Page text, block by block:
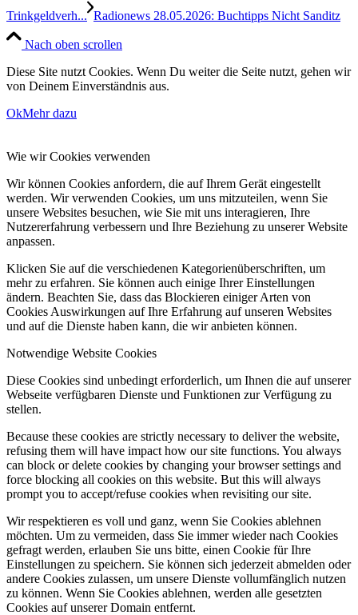
Trinkgeldverh... Radionews 28.05.2026: Buchtipps Nicht Sanditz
Nach oben scrollen
Diese Site nutzt Cookies. Wenn Du weiter die Seite nutzt, gehen wir
von Deinem Einverständnis aus.
OkMehr dazu
Wie wir Cookies verwenden
Wir können Cookies anfordern, die auf Ihrem Gerät eingestellt
werden. Wir verwenden Cookies, um uns mitzuteilen, wenn Sie
unsere Websites besuchen, wie Sie mit uns interagieren, Ihre
Nutzererfahrung verbessern und Ihre Beziehung zu unserer Website
anpassen.
Klicken Sie auf die verschiedenen Kategorienüberschriften, um
mehr zu erfahren. Sie können auch einige Ihrer Einstellungen
ändern. Beachten Sie, dass das Blockieren einiger Arten von
Cookies Auswirkungen auf Ihre Erfahrung auf unseren Websites
und auf die Dienste haben kann, die wir anbieten können.
Notwendige Website Cookies
Diese Cookies sind unbedingt erforderlich, um Ihnen die auf unserer
Webseite verfügbaren Dienste und Funktionen zur Verfügung zu
stellen.
Because these cookies are strictly necessary to deliver the website,
refusing them will have impact how our site functions. You always
can block or delete cookies by changing your browser settings and
force blocking all cookies on this website. But this will always
prompt you to accept/refuse cookies when revisiting our site.
Wir respektieren es voll und ganz, wenn Sie Cookies ablehnen
möchten. Um zu vermeiden, dass Sie immer wieder nach Cookies
gefragt werden, erlauben Sie uns bitte, einen Cookie für Ihre
Einstellungen zu speichern. Sie können sich jederzeit abmelden oder
andere Cookies zulassen, um unsere Dienste vollumfänglich nutzen
zu können. Wenn Sie Cookies ablehnen, werden alle gesetzten
Cookies auf unserer Domain entfernt.